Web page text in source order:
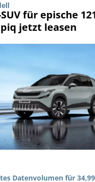
für epische
jetzt leasen
Datenvolumen für